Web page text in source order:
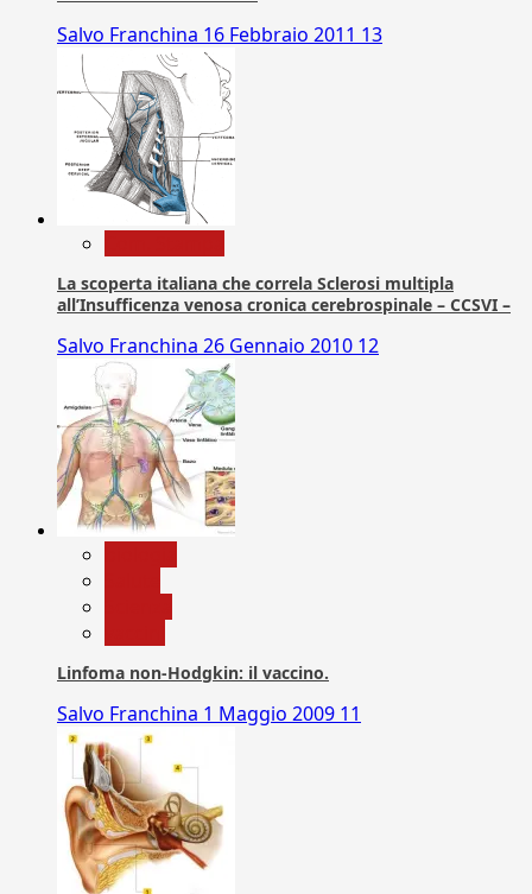
Salvo Franchina 16 Febbraio 2011 13
La scoperta italiana che correla Sclerosi multipla
all’Insufficenza venosa cronica cerebrospinale – CCSVI –
Salvo Franchina 26 Gennaio 2010 12
Linfoma non-Hodgkin: il vaccino.
Salvo Franchina 1 Maggio 2009 11